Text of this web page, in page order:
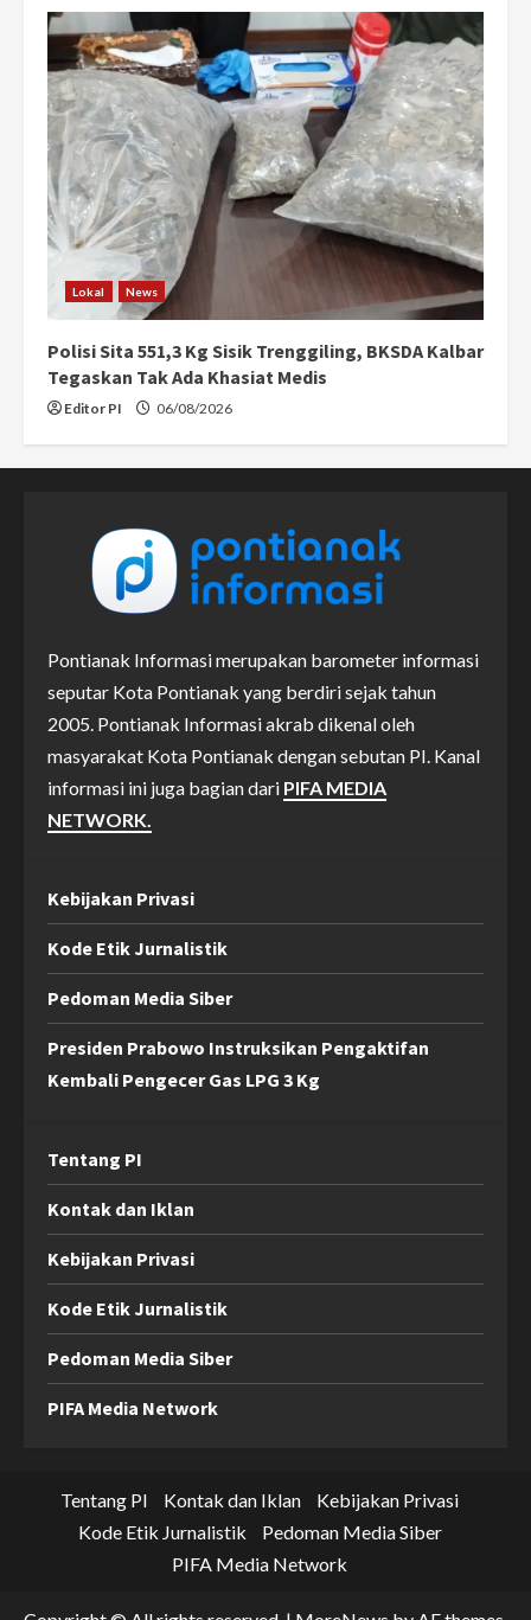
Lokal News
Polisi Sita 551,3 Kg Sisik Trenggiling, BKSDA Kalbar
Tegaskan Tak Ada Khasiat Medis
Editor PI 06/08/2026
Pontianak Informasi merupakan barometer informasi
seputar Kota Pontianak yang berdiri sejak tahun
2005. Pontianak Informasi akrab dikenal oleh
masyarakat Kota Pontianak dengan sebutan PI. Kanal
informasi ini juga bagian dari PIFA MEDIA
NETWORK.
Kebijakan Privasi
Kode Etik Jurnalistik
Pedoman Media Siber
Presiden Prabowo Instruksikan Pengaktifan
Kembali Pengecer Gas LPG 3 Kg
Tentang PI
Kontak dan Iklan
Kebijakan Privasi
Kode Etik Jurnalistik
Pedoman Media Siber
PIFA Media Network
Tentang PI Kontak dan Iklan
Kebijakan Privasi
Kode Etik Jurnalistik
Pedoman Media Siber
PIFA Media Network